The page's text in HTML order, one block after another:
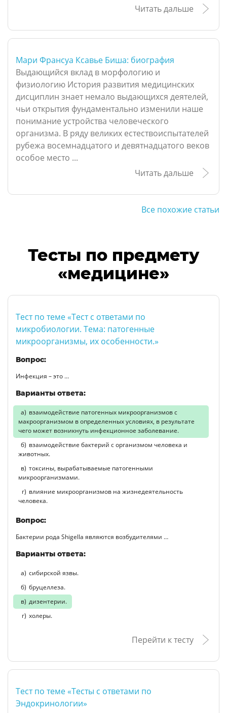
Читать дальше
Мари Франсуа Ксавье Биша: биография
Выдающийся вклад в морфологию и
физиологию История развития медицинских
дисциплин знает немало выдающихся деятелей,
чьи открытия фундаментально изменили наше
понимание устройства человеческого
организма. В ряду великих естествоиспытателей
рубежа восемнадцатого и девятнадцатого веков
особое место ...
Читать дальше
Все похожие статьи
Тесты по предмету
«медицине»
Тест по теме «Тест с ответами по
микробиологии. Тема: патогенные
микроорганизмы, их особенности.»
Вопрос:
Инфекция – это …
Варианты ответа:
взаимодействие патогенных микроорганизмов с
макроорганизмом в определенных условиях, в результате
чего может возникнуть инфекционное заболевание.
взаимодействие бактерий с организмом человека и
животных.
токсины, вырабатываемые патогенными
микроорганизмами.
влияние микроорганизмов на жизнедеятельность
человека.
Вопрос:
Бактерии рода Shigella являются возбудителями …
Варианты ответа:
сибирской язвы.
бруцеллеза.
дизентерии.
холеры.
Перейти к тесту
Тест по теме «Тесты с ответами по
Эндокринологии»